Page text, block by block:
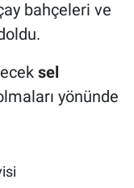
bahçeleri ve
sel
yönünde